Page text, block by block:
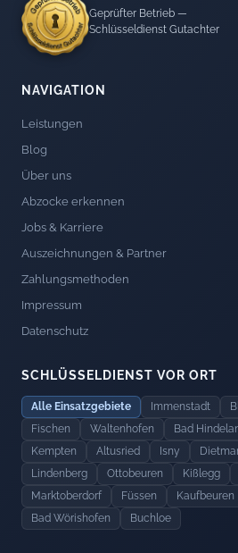
Geprüfter Betrieb —
Schlüsseldienst Gutachter
NAVIGATION
Leistungen
Blog
Über uns
Abzocke erkennen
Jobs & Karriere
Auszeichnungen & Partner
Zahlungsmethoden
Impressum
Datenschutz
SCHLÜSSELDIENST VOR ORT
Alle Einsatzgebiete Immenstadt
Fischen
Waltenhofen Bad
Kempten
Altusried Isny
Lindenberg
Ottobeuren Kißlegg
Marktoberdorf
Füssen Kaufbeuren
Bad Wörishofen
Buchloe